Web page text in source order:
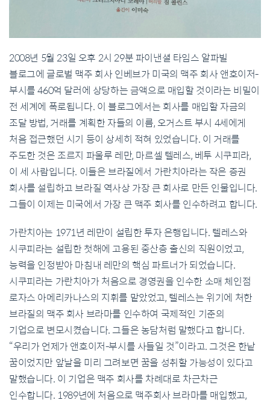
2008년 5월 23일 오후 2시 29분 파이낸셜 타임스 알파빌
블로그에 글로벌 맥주 회사 인베브가 미국의 맥주 회사 앤호이저-
부시를 460억 달러에 상당하는 금액으로 매입할 것이라는 비밀이
전 세계에 폭로됩니다. 이 블로그에서는 회사를 매입할 자금의
조달 방법, 거래를 계획한 자들의 이름, 오거스트 부시 4세에게
처음 접근했던 시기 등이 상세히 적혀 있었습니다. 이 거래를
주도한 것은 조르지 파울루 레만, 마르셀 텔레스, 베투 시쿠피라,
이 세 사람입니다. 이들은 브라질에서 가란치아라는 작은 증권
회사를 설립하고 브라질 역사상 가장 큰 회사로 만든 인물입니다.
그들이 이제는 미국에서 가장 큰 맥주 회사를 인수하려고 합니다.
가란치아는 1971년 레만이 설립한 투자 은행입니다. 텔레스와
시쿠피라는 설립한 첫해에 고용된 중산층 출신의 직원이었고,
능력을 인정받아 마침내 레만의 핵심 파트너가 되었습니다.
시쿠피라는 가란치아가 처음으로 경영권을 인수한 소매 체인점
로자스 아메리카나스의 지휘를 맡았었고, 텔레스는 위기에 처한
브라질의 맥주 회사 브라마를 인수하여 국제적인 기준의
기업으로 변모시켰습니다. 그들은 농담처럼 말했다고 합니다.
“우리가 언제가 앤호이저-부시를 사들일 것”이라고. 그것은 한낱
꿈이었지만 앞날을 미리 그려보면 꿈을 성취할 가능성이 있다고
말했습니다. 이 기업은 맥주 회사를 차례대로 차근차근
인수합니다. 1989년에 처음으로 맥주회사 브라마를 매입했고,